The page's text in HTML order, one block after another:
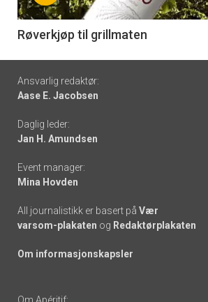
-
6
Røverkjøp til grillmaten
Footer
-
links
Ansvarlig redaktør:
Aase E. Jacobsen
Daglig leder:
Jan H. Amundsen
Event manager:
Mina Hovden
All journalistikk er basert på Vær
varsom-plakaten og Redaktørplakaten
Om informasjonskapsler